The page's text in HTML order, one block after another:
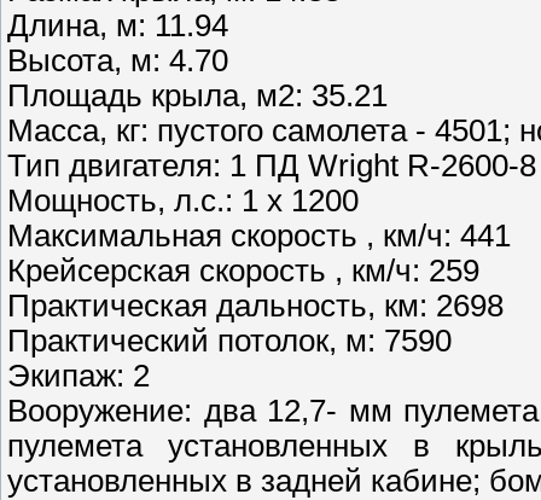
Длина, м: 11.94
Высота, м: 4.70
Площадь крыла, м2: 35.21
Масса, кг: пустого самолета - 4501;
Тип двигателя: 1 ПД Wright R-2600-
Мощность, л.с.: 1 х 1200
Максимальная скорость , км/ч: 441
Крейсерская скорость , км/ч: 259
Практическая дальность, км: 2698
Практический потолок, м: 7590
Экипаж: 2
Вооружение: два 12,7- мм
пулемета установленных в
установленных в задней кабине;